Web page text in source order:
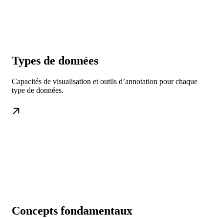
Types de données
Capacités de visualisation et outils d’annotation pour chaque
type de données.
Concepts fondamentaux